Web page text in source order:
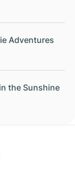
Adventures
the Sunshine